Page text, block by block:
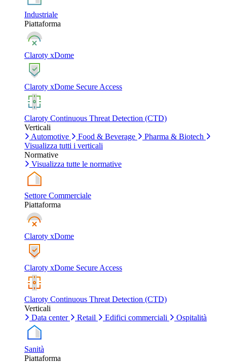
Industriale
Piattaforma
Claroty xDome
Claroty xDome Secure Access
Claroty Continuous Threat Detection (CTD)
Verticali
Automotive
Food & Beverage
Pharma & Biotech
Visualizza tutti i verticali
Normative
Visualizza tutte le normative
Settore Commerciale
Piattaforma
Claroty xDome
Claroty xDome Secure Access
Claroty Continuous Threat Detection (CTD)
Verticali
Data center
Retail Edifici commerciali Ospitalità
Sanità
Piattaforma